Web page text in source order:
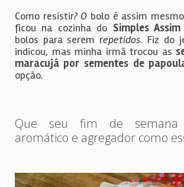
Como resistir? O bolo é assim
ficou na cozinha do Simples Assim
bolos para serem repetidos. Fiz do
indicou, mas minha irmã trocou as
maracujá por sementes de
opção.
Que seu fim de semana
aromático e agregador como